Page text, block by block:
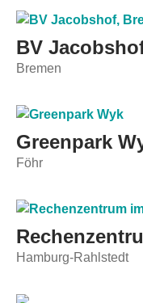
BV
Bremen
Greenpark
Föhr
Hamburg-Rahlstedt